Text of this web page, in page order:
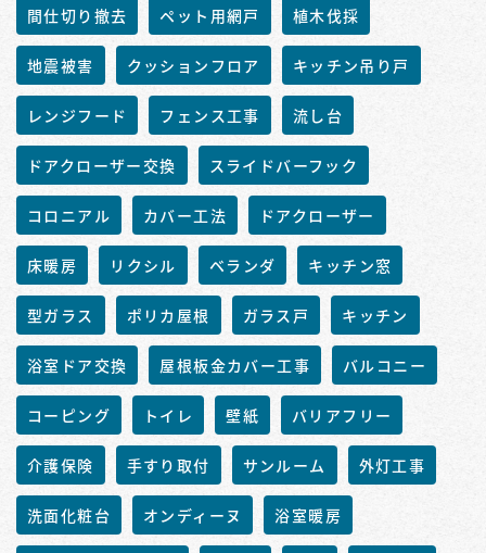
間仕切り撤去 ペット用網戸 植木伐採
地震被害 クッションフロア キッチン吊り戸
レンジフード フェンス工事 流し台
ドアクローザー交換 スライドバーフック
コロニアル カバー工法 ドアクローザー
床暖房 リクシル ベランダ キッチン窓
型ガラス ポリカ屋根 ガラス戸 キッチン
浴室ドア交換 屋根板金カバー工事 バルコニー
コーピング トイレ 壁紙 バリアフリー
介護保険 手すり取付 サンルーム 外灯工事
洗面化粧台 オンディーヌ 浴室暖房